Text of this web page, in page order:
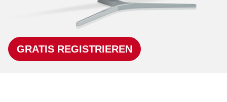
GRATIS REGISTRIEREN